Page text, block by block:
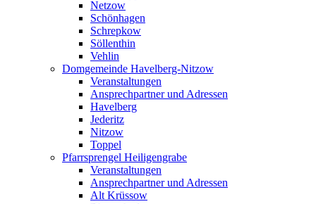
Netzow
Schönhagen
Schrepkow
Söllenthin
Vehlin
Domgemeinde Havelberg-Nitzow
Veranstaltungen
Ansprechpartner und Adressen
Havelberg
Jederitz
Nitzow
Toppel
Pfarrsprengel Heiligengrabe
Veranstaltungen
Ansprechpartner und Adressen
Alt Krüssow